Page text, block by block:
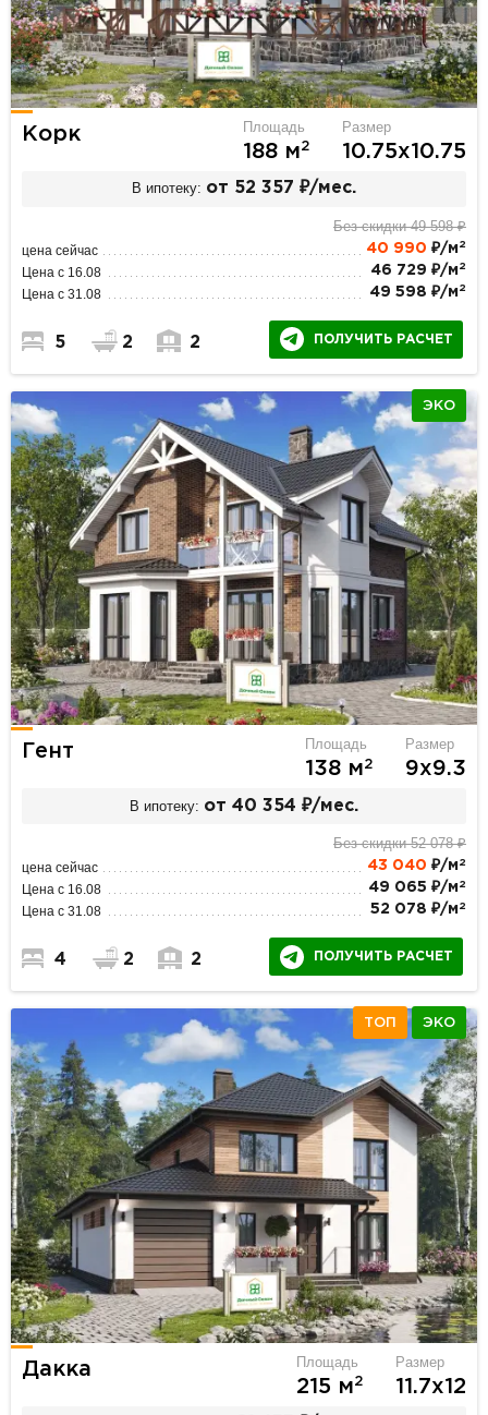
Корк Площадь
188 м2
Размер
10.75х10.75
В ипотеку: от 52 357 ₽/мес.
Без скидки 49 598 ₽
цена сейчас 40 990 ₽/м 2
Цена с 16.08 46 729 ₽/м 2
Цена с 31.08 49 598 ₽/м 2
5 2 2 ПОЛУЧИТЬ РАСЧЕТ
ЭКО
Гент Площадь
138 м2
Размер
9х9.3
В ипотеку: от 40 354 ₽/мес.
Без скидки 52 078 ₽
цена сейчас 43 040 ₽/м 2
Цена с 16.08 49 065 ₽/м 2
Цена с 31.08 52 078 ₽/м 2
4 2 2 ПОЛУЧИТЬ РАСЧЕТ
ТОП ЭКО
Дакка Площадь
215 м2
Размер
11.7х12